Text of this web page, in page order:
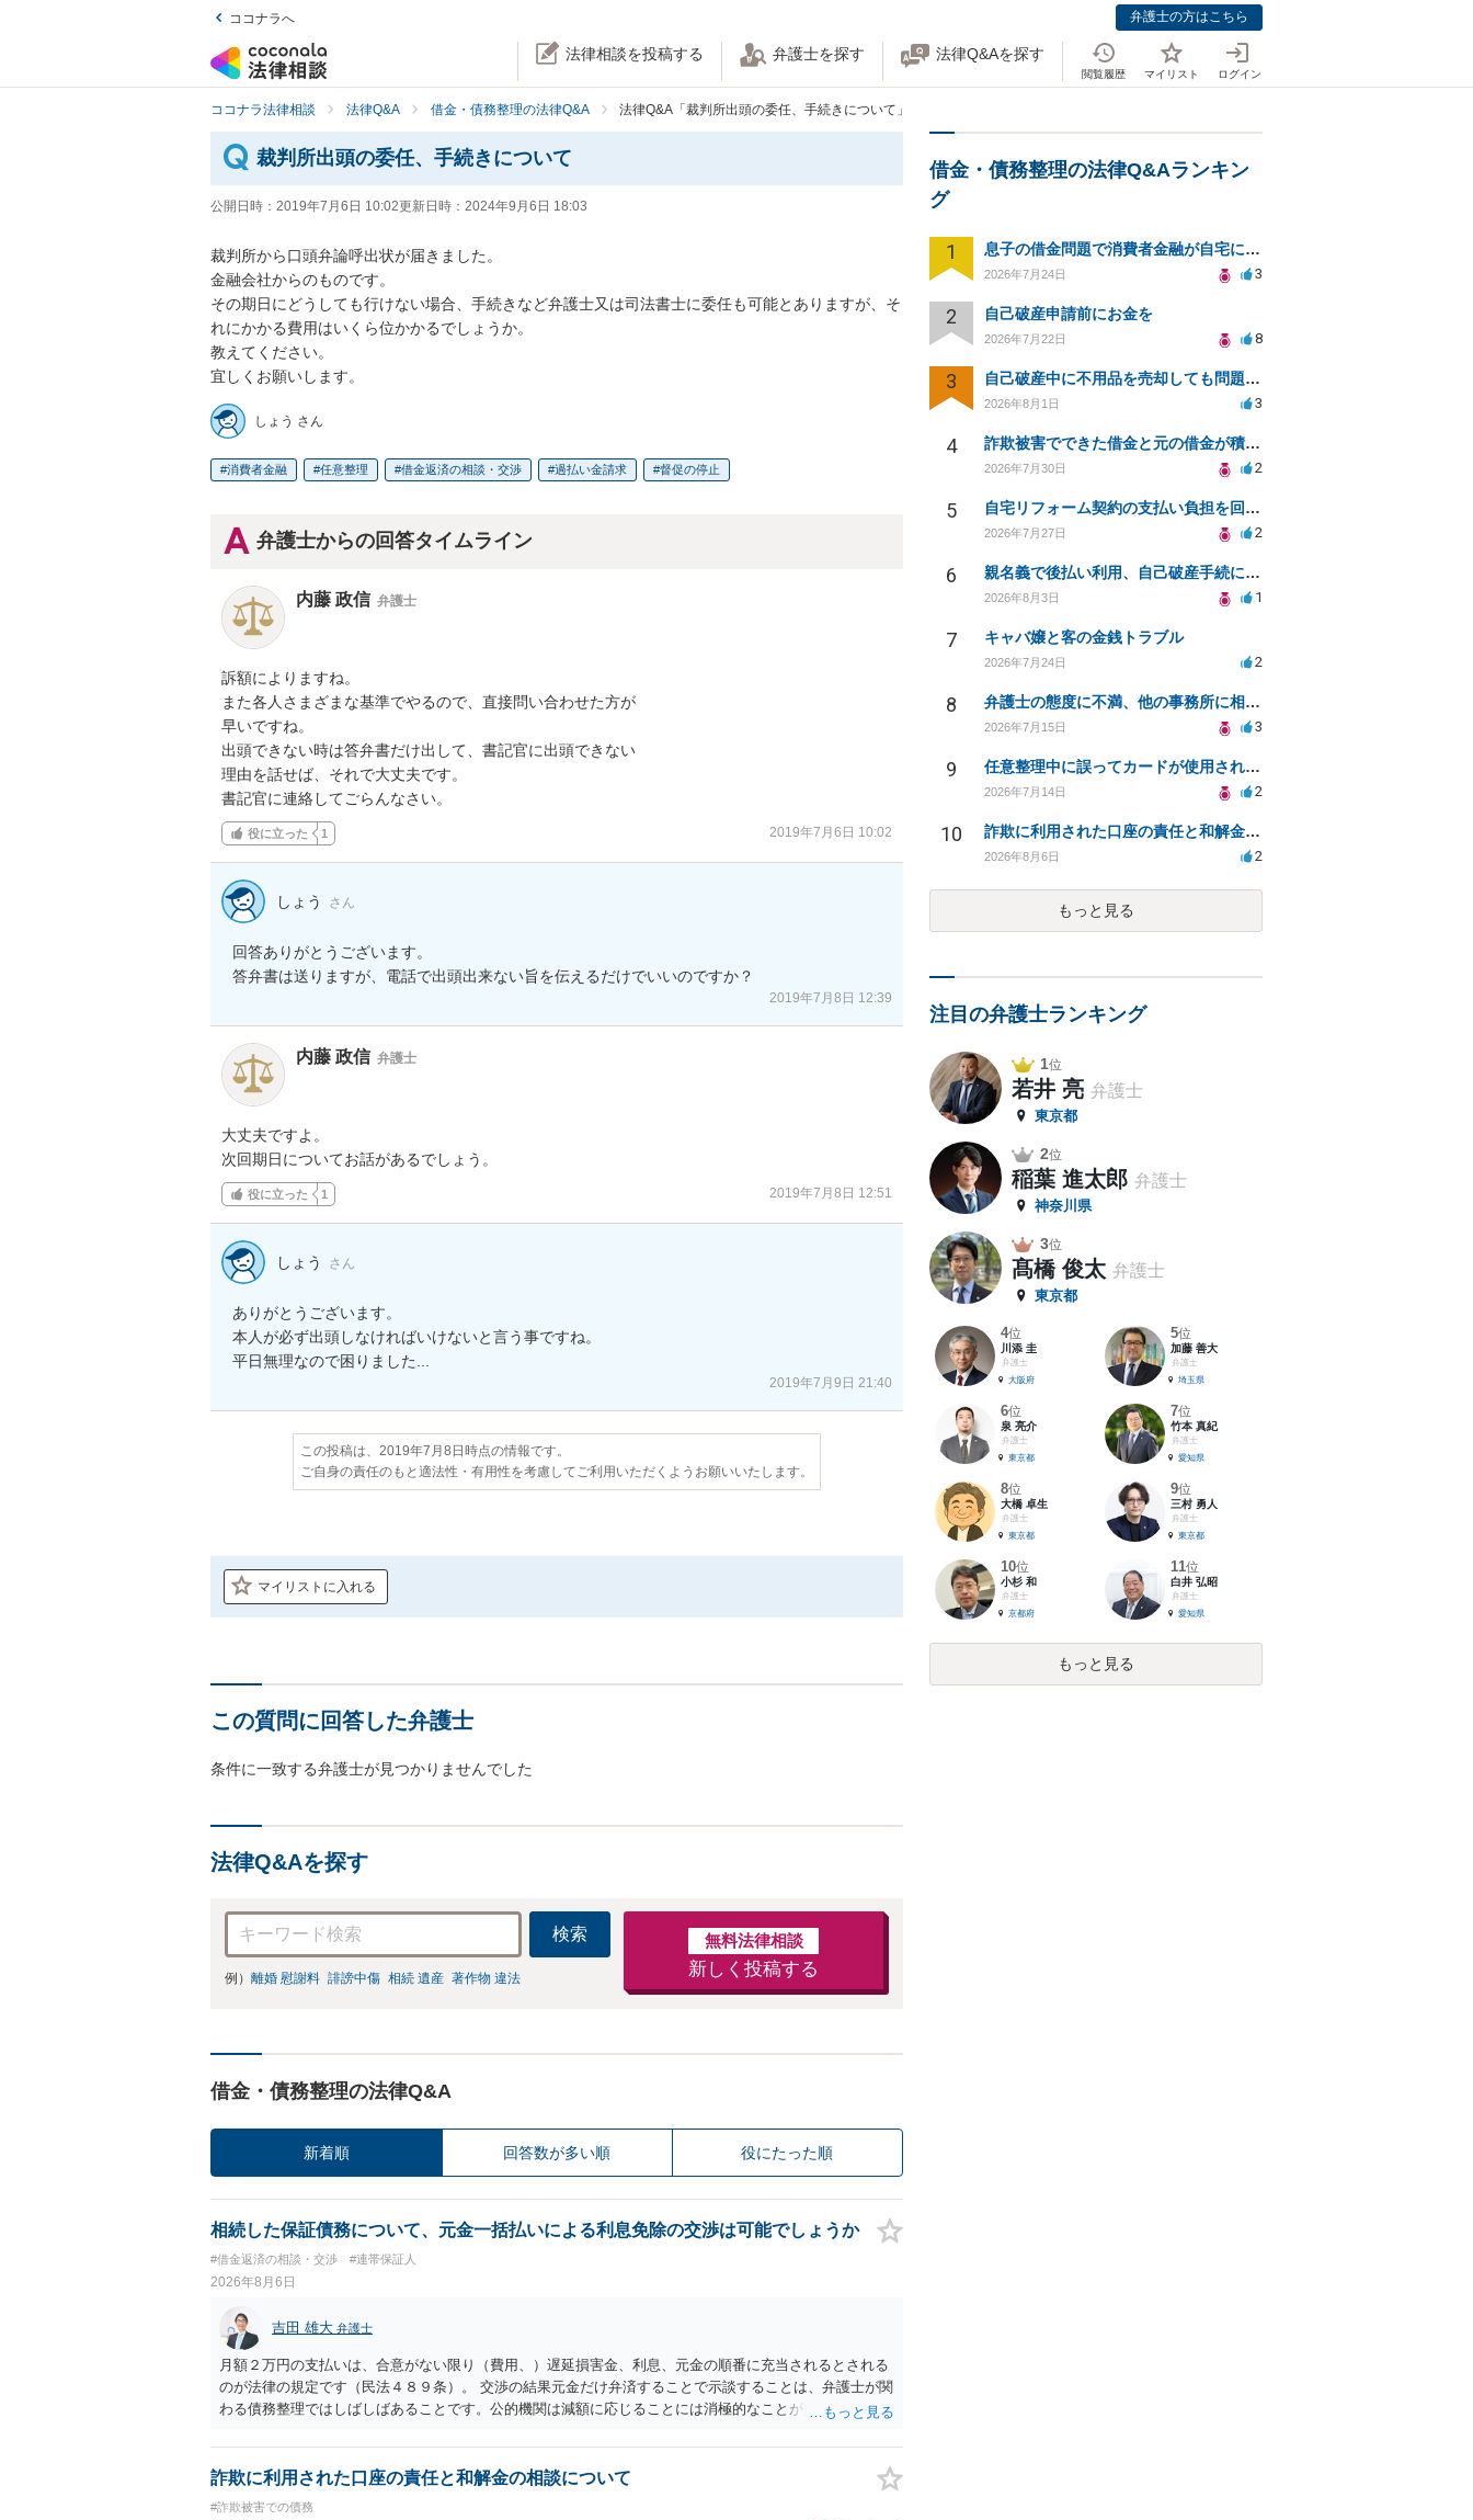
ココナラへ 弁護士の方はこちら
法律相談を投稿する 弁護士を探す 法律Q&Aを探す
閲覧履歴 マイリスト ログイン
ココナラ法律相談 法律Q&A 借金・債務整理の法律Q&A 法律Q&A「裁判所出頭の委任、手続きについて」
裁判所出頭の委任、手続きについて
公開日時： 2019年7月6日 10:02更新日時： 2024年9月6日 18:03
裁判所から口頭弁論呼出状が届きました。
金融会社からのものです。
その期日にどうしても行けない場合、手続きなど弁護士又は司法書士に委任も可能とありますが、そ
れにかかる費用はいくら位かかるでしょうか。
教えてください。
宜しくお願いします。
しょう さん
消費者金融 任意整理 借金返済の相談・交渉 過払い金請求 督促の停止
弁護士からの回答タイムライン
内藤 政信 弁護士
訴額によりますね。
また各人さまざまな基準でやるので、直接問い合わせた方が
早いですね。
出頭できない時は答弁書だけ出して、書記官に出頭できない
理由を話せば、それで大丈夫です。
書記官に連絡してごらんなさい。
役に立った 1 2019年7月6日 10:02
しょう さん
回答ありがとうございます。
答弁書は送りますが、電話で出頭出来ない旨を伝えるだけでいいのですか？
2019年7月8日 12:39
内藤 政信 弁護士
大丈夫ですよ。
次回期日についてお話があるでしょう。
役に立った 1 2019年7月8日 12:51
しょう さん
ありがとうございます。
本人が必ず出頭しなければいけないと言う事ですね。
平日無理なので困りました...
2019年7月9日 21:40
この投稿は、2019年7月8日時点の情報です。
ご自身の責任のもと適法性・有用性を考慮してご利用いただくようお願いいたします。
マイリストに入れる
この質問に回答した弁護士
条件に一致する弁護士が見つかりませんでした
法律Q&Aを探す
検索
例） 離婚 慰謝料 誹謗中傷 相続 遺産 著作物 違法
無料法律相談
新しく投稿する
借金・債務整理の法律Q&A
新着順 回答数が多い順 役にたった順
相続した保証債務について、元金一括払いによる利息免除の交渉は可能でしょうか
#借金返済の相談・交渉 #連帯保証人
2026年8月6日
吉田 雄大 弁護士
月額２万円の支払いは、合意がない限り（費用、）遅延損害金、利息、元金の順番に充当されるとされる
のが法律の規定です（民法４８９条）。 交渉の結果元金だけ弁済することで示談することは、弁護士が関
わる債務整理ではしばしばあることです。公的機関は減額に応じることには消極的なことが多いものの、
詐欺に利用された口座の責任と和解金の相談について
#詐欺被害での債務
借金・債務整理の法律Q&Aランキン
グ
1 息子の借金問題で消費者金融が自宅にくるのをやめさせる方法はないですか？
2026年7月24日 3
2 自己破産申請前にお金を
2026年7月22日 8
3 自己破産中に不用品を売却しても問題ないか？
2026年8月1日 3
4 詐欺被害でできた借金と元の借金が積み重なり返済困難
2026年7月30日 2
5 自宅リフォーム契約の支払い負担を回避する方法は？
2026年7月27日 2
6 親名義で後払い利用、自己破産手続に影響はあるか？
2026年8月3日 1
7 キャバ嬢と客の金銭トラブル
2026年7月24日 2
8 弁護士の態度に不満、他の事務所に相談すべきか？
2026年7月15日 3
9 任意整理中に誤ってカードが使用されてしまった
2026年7月14日 2
10 詐欺に利用された口座の責任と和解金の相談について
2026年8月6日 2
もっと見る
注目の弁護士ランキング
1位
若井 亮 弁護士
東京都
2位
稲葉 進太郎 弁護士
神奈川県
3位
髙橋 俊太 弁護士
東京都
4位
川添 圭
弁護士
大阪府
5位
加藤 善大
弁護士
埼玉県
6位
泉 亮介
弁護士
東京都
7位
竹本 真紀
弁護士
愛知県
8位
大橋 卓生
弁護士
東京都
9位
三村 勇人
弁護士
東京都
10位
小杉 和
弁護士
京都府
11位
白井 弘昭
弁護士
愛知県
もっと見る